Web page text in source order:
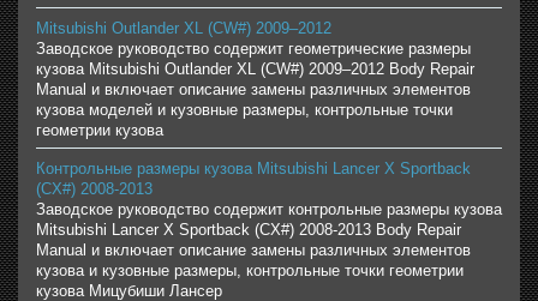
Mitsubishi Outlander XL (CW#) 2009–2012
Заводское руководство содержит геометрические размеры
кузова Mitsubishi Outlander XL (CW#) 2009–2012 Body Repair
Manual и включает описание замены различных элементов
кузова моделей и кузовные размеры, контрольные точки
геометрии кузова
Контрольные размеры кузова Mitsubishi Lancer X Sportback
(CX#) 2008-2013
Заводское руководство содержит контрольные размеры кузова
Mitsubishi Lancer X Sportback (CX#) 2008-2013 Body Repair
Manual и включает описание замены различных элементов
кузова и кузовные размеры, контрольные точки геометрии
кузова Мицубиши Лансер